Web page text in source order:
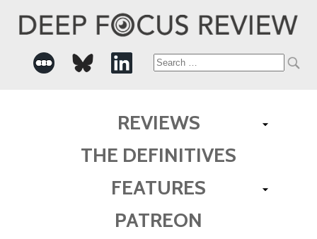
Search
REVIEWS
THE DEFINITIVES
FEATURES
PATREON